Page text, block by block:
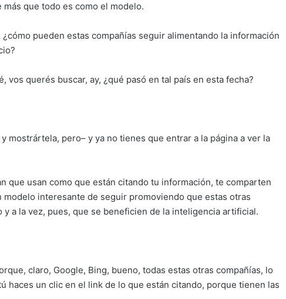
que todo es como el modelo.
pueden estas compañías seguir alimentando la información
vos querés buscar, ay, ¿qué pasó en tal país en esta fecha?
mostrártela, pero– y ya no tienes que entrar a la página a ver la
que usan como que están citando tu información, te comparten
interesante de seguir promoviendo que estas otras
a la vez, pues, que se beneficien de la inteligencia artificial.
claro, Google, Bing, bueno, todas estas otras compañías, lo
haces un clic en el link de lo que están citando, porque tienen las